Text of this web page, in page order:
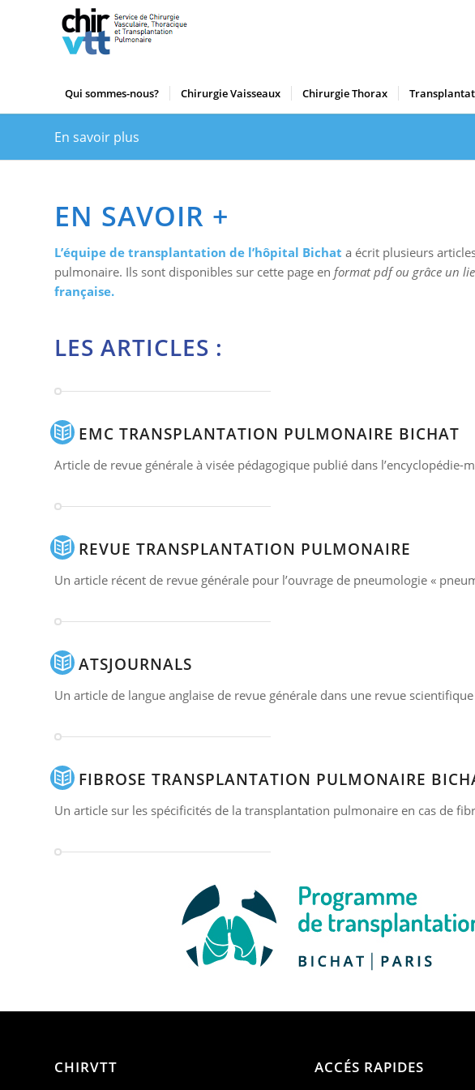
Qui sommes-nous? Chirurgie Vaisseaux Chirurgie Thorax
En savoir plus
EN SAVOIR +
L’équipe de transplantation de l’hôpital Bichat a écrit plusieurs
pulmonaire. Ils sont disponibles sur cette page en format pdf ou grâce un
française.
LES ARTICLES :
EMC TRANSPLANTATION PULMONAIRE BICHAT
Article de revue générale à visée pédagogique publié dans l’encyclopédie-
REVUE TRANSPLANTATION PULMONAIRE
Un article récent de revue générale pour l’ouvrage de pneumologie «
ATSJOURNALS
Un article de langue anglaise de revue générale dans une revue
FIBROSE TRANSPLANTATION PULMONAIRE
Un article sur les spécificités de la transplantation pulmonaire en cas de
CHIRVTT ACCÉS RAPIDES